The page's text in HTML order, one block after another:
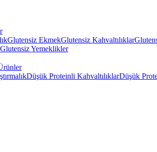
Glutensiz EkmekGlutensiz Kahvaltılıklar
Glutensiz Yemeklikler
Düşük Proteinli KahvaltılıklarDüşük